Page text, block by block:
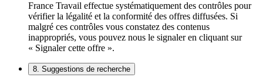
France Travail effectue systématiquement des contrôles pour
vérifier la légalité et la conformité des offres diffusées. Si
malgré ces contrôles vous constatez des contenus
inappropriés, vous pouvez nous le signaler en cliquant sur
« Signaler cette offre ».
8. Suggestions de recherche